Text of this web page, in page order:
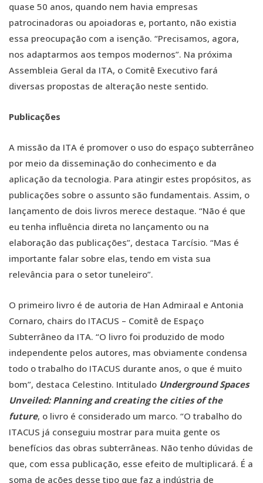
quase 50 anos, quando nem havia empresas
patrocinadoras ou apoiadoras e, portanto, não existia
essa preocupação com a isenção. “Precisamos, agora,
nos adaptarmos aos tempos modernos”. Na próxima
Assembleia Geral da ITA, o Comitê Executivo fará
diversas propostas de alteração neste sentido.
Publicações
A missão da ITA é promover o uso do espaço subterrâneo
por meio da disseminação do conhecimento e da
aplicação da tecnologia. Para atingir estes propósitos, as
publicações sobre o assunto são fundamentais. Assim, o
lançamento de dois livros merece destaque. “Não é que
eu tenha influência direta no lançamento ou na
elaboração das publicações”, destaca Tarcísio. “Mas é
importante falar sobre elas, tendo em vista sua
relevância para o setor tuneleiro”.
O primeiro livro é de autoria de Han Admiraal e Antonia
Cornaro, chairs do ITACUS – Comitê de Espaço
Subterrâneo da ITA. “O livro foi produzido de modo
independente pelos autores, mas obviamente condensa
todo o trabalho do ITACUS durante anos, o que é muito
bom”, destaca Celestino. Intitulado Underground Spaces
Unveiled: Planning and creating the cities of the
future, o livro é considerado um marco. “O trabalho do
ITACUS já conseguiu mostrar para muita gente os
benefícios das obras subterrâneas. Não tenho dúvidas de
que, com essa publicação, esse efeito de multiplicará. É a
soma de ações desse tipo que faz a indústria de